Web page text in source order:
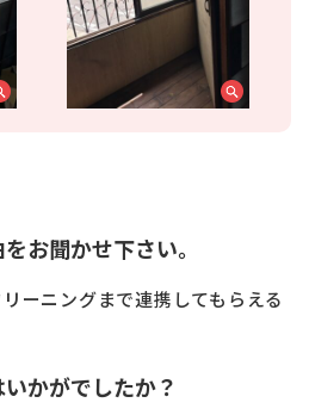
お聞かせ下さい。
ーニングまで連携してもらえる
かがでしたか？